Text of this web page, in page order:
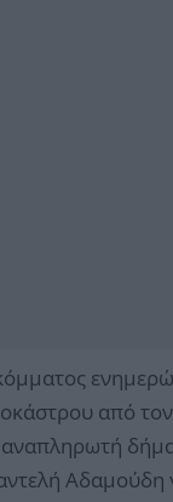
από
αναπληρωτή
Αδαμούδη